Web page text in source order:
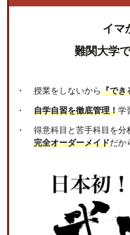
イマ
難関大学
授業をしないから『でき
自学自習を徹底管理！学
得意科目と苦手科目を分
完全オーダーメイドだか